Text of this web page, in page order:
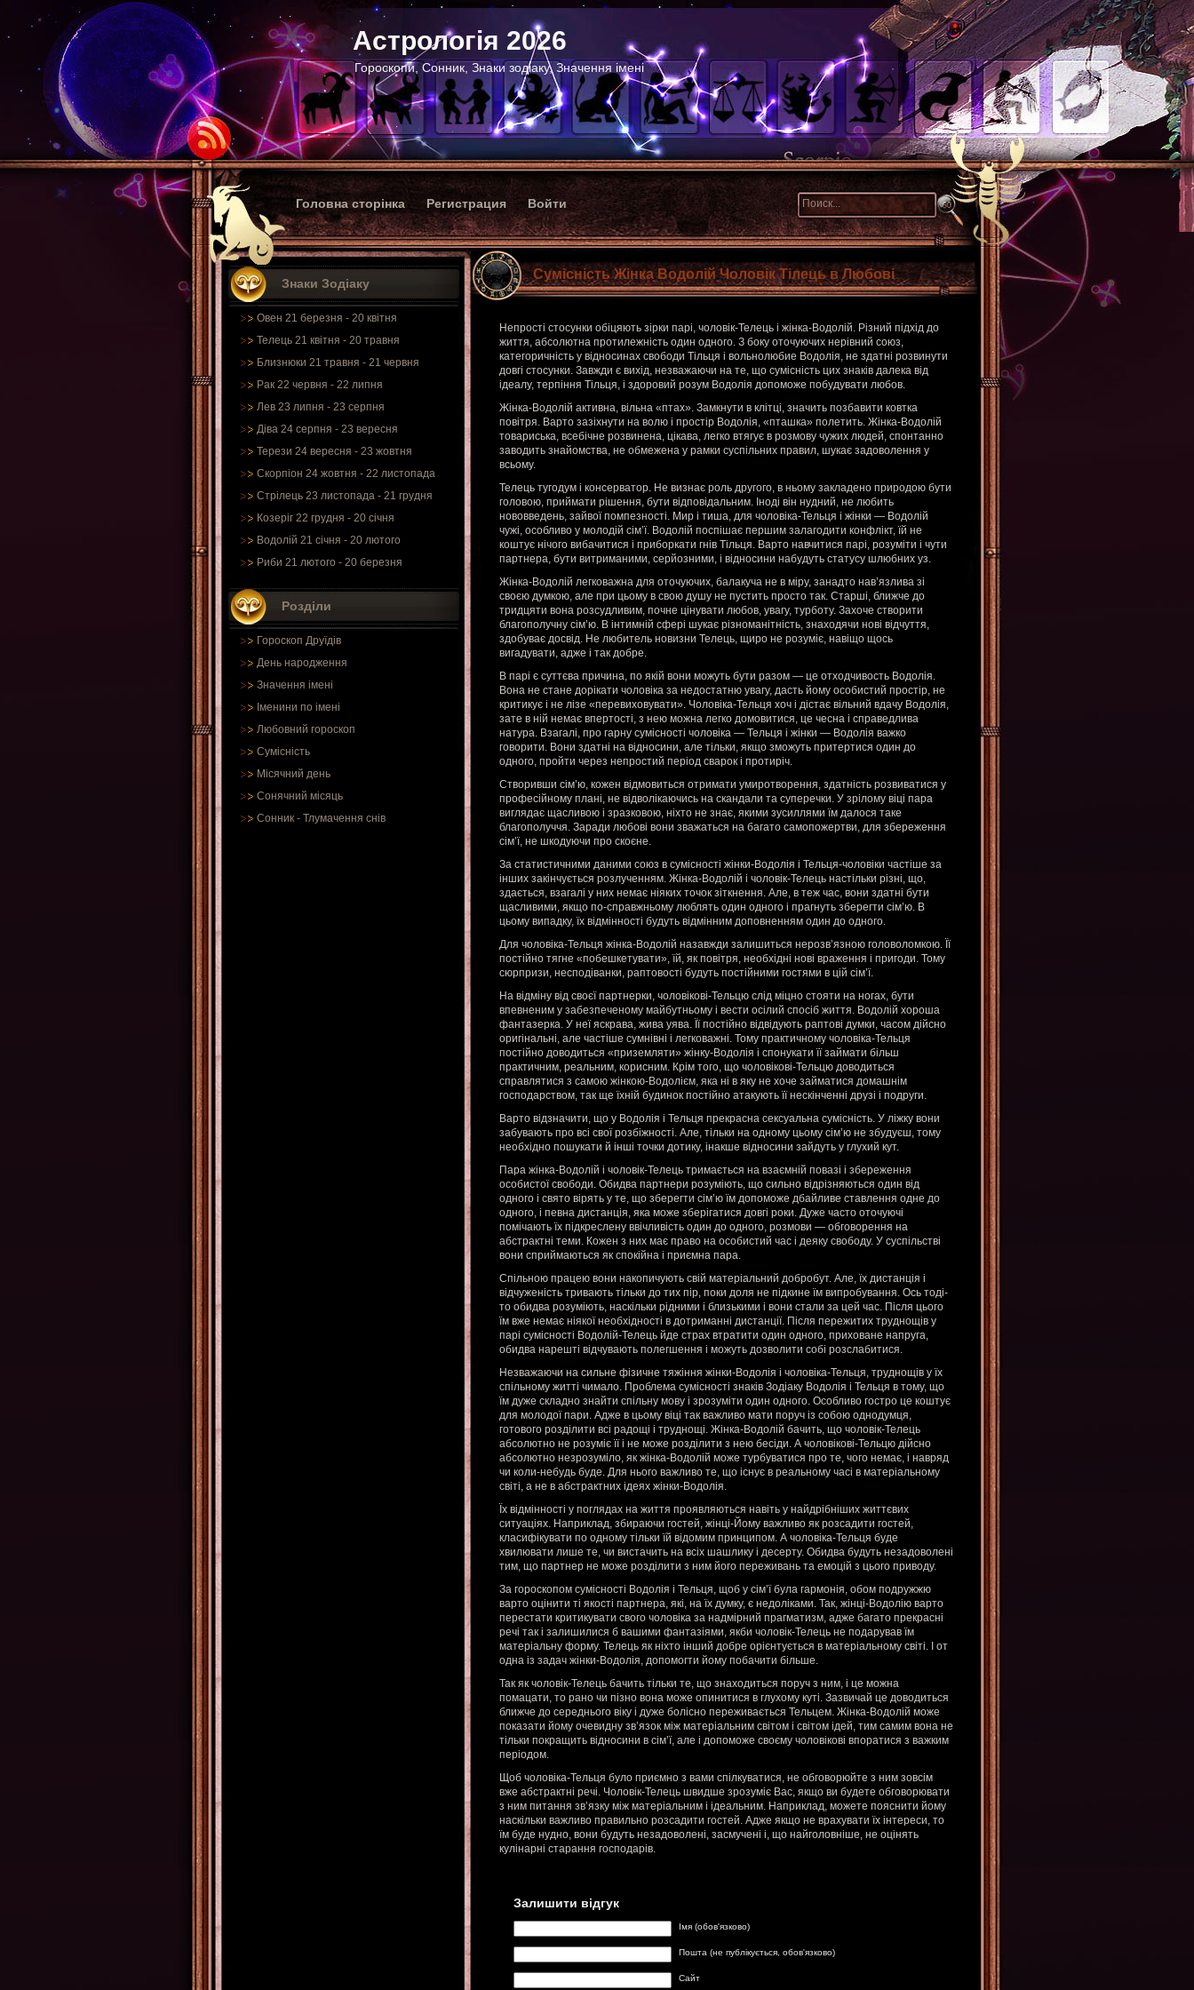
Астрологія 2026
Гороскопи, Сонник, Знаки зодіаку, Значення імені
Головна сторінка Регистрация Войти
Знаки Зодіаку
Овен 21 березня - 20 квітня
Телець 21 квітня - 20 травня
Близнюки 21 травня - 21 червня
Рак 22 червня - 22 липня
Лев 23 липня - 23 серпня
Діва 24 серпня - 23 вересня
Терези 24 вересня - 23 жовтня
Скорпіон 24 жовтня - 22 листопада
Стрілець 23 листопада - 21 грудня
Козеріг 22 грудня - 20 січня
Водолій 21 січня - 20 лютого
Риби 21 лютого - 20 березня
Розділи
Гороскоп Друїдів
День народження
Значення імені
Іменини по імені
Любовний гороскоп
Сумісність
Місячний день
Сонячний місяць
Сонник - Тлумачення снів
Сумісність Жінка Водолій Чоловік Тілець в Любові
Непрості стосунки обіцяють зірки парі, чоловік-Телець і жінка-Водолій. Різний підхід до
життя, абсолютна протилежність один одного. З боку оточуючих нерівний союз,
категоричність у відносинах свободи Тільця і вольнолюбие Водолія, не здатні розвинути
довгі стосунки. Завжди є вихід, незважаючи на те, що сумісність цих знаків далека від
ідеалу, терпіння Тільця, і здоровий розум Водолія допоможе побудувати любов.
Жінка-Водолій активна, вільна «птах». Замкнути в клітці, значить позбавити ковтка
повітря. Варто зазіхнути на волю і простір Водолія, «пташка» полетить. Жінка-Водолій
товариська, всебічне розвинена, цікава, легко втягує в розмову чужих людей, спонтанно
заводить знайомства, не обмежена у рамки суспільних правил, шукає задоволення у
всьому.
Телець тугодум і консерватор. Не визнає роль другого, в ньому закладено природою бути
головою, приймати рішення, бути відповідальним. Іноді він нудний, не любить
нововведень, зайвої помпезності. Мир і тиша, для чоловіка-Тельця і жінки — Водолій
чужі, особливо у молодій сім’ї. Водолій поспішає першим залагодити конфлікт, їй не
коштує нічого вибачитися і приборкати гнів Тільця. Варто навчитися парі, розуміти і чути
партнера, бути витриманими, серйозними, і відносини набудуть статусу шлюбних уз.
Жінка-Водолій легковажна для оточуючих, балакуча не в міру, занадто нав’язлива зі
своєю думкою, але при цьому в свою душу не пустить просто так. Старші, ближче до
тридцяти вона розсудливим, почне цінувати любов, увагу, турботу. Захоче створити
благополучну сім’ю. В інтимній сфері шукає різноманітність, знаходячи нові відчуття,
здобуває досвід. Не любитель новизни Телець, щиро не розуміє, навіщо щось
вигадувати, адже і так добре.
В парі є суттєва причина, по якій вони можуть бути разом — це отходчивость Водолія.
Вона не стане дорікати чоловіка за недостатню увагу, дасть йому особистий простір, не
критикує і не лізе «перевиховувати». Чоловіка-Тельця хоч і дістає вільний вдачу Водолія,
зате в ній немає впертості, з нею можна легко домовитися, це чесна і справедлива
натура. Взагалі, про гарну сумісності чоловіка — Тельця і жінки — Водолія важко
говорити. Вони здатні на відносини, але тільки, якщо зможуть притертися один до
одного, пройти через непростий період сварок і протиріч.
Створивши сім’ю, кожен відмовиться отримати умиротворення, здатність розвиватися у
професійному плані, не відволікаючись на скандали та суперечки. У зрілому віці пара
виглядає щасливою і зразковою, ніхто не знає, якими зусиллями їм далося таке
благополуччя. Заради любові вони зважаться на багато самопожертви, для збереження
сім’ї, не шкодуючи про скоєне.
За статистичними даними союз в сумісності жінки-Водолія і Тельця-чоловіки частіше за
інших закінчується розлученням. Жінка-Водолій і чоловік-Телець настільки різні, що,
здається, взагалі у них немає ніяких точок зіткнення. Але, в теж час, вони здатні бути
щасливими, якщо по-справжньому люблять один одного і прагнуть зберегти сім’ю. В
цьому випадку, їх відмінності будуть відмінним доповненням один до одного.
Для чоловіка-Тельця жінка-Водолій назавжди залишиться нерозв’язною головоломкою. Її
постійно тягне «побешкетувати», їй, як повітря, необхідні нові враження і пригоди. Тому
сюрпризи, несподіванки, раптовості будуть постійними гостями в цій сім’ї.
На відміну від своєї партнерки, чоловікові-Тельцю слід міцно стояти на ногах, бути
впевненим у забезпеченому майбутньому і вести осілий спосіб життя. Водолій хороша
фантазерка. У неї яскрава, жива уява. Її постійно відвідують раптові думки, часом дійсно
оригінальні, але частіше сумнівні і легковажні. Тому практичному чоловіка-Тельця
постійно доводиться «приземляти» жінку-Водолія і спонукати її займати більш
практичним, реальним, корисним. Крім того, що чоловікові-Тельцю доводиться
справлятися з самою жінкою-Водолієм, яка ні в яку не хоче займатися домашнім
господарством, так ще їхній будинок постійно атакують її нескінченні друзі і подруги.
Варто відзначити, що у Водолія і Тельця прекрасна сексуальна сумісність. У ліжку вони
забувають про всі свої розбіжності. Але, тільки на одному цьому сім’ю не збудуєш, тому
необхідно пошукати й інші точки дотику, інакше відносини зайдуть у глухий кут.
Пара жінка-Водолій і чоловік-Телець тримається на взаємній повазі і збереження
особистої свободи. Обидва партнери розуміють, що сильно відрізняються один від
одного і свято вірять у те, що зберегти сім’ю їм допоможе дбайливе ставлення одне до
одного, і певна дистанція, яка може зберігатися довгі роки. Дуже часто оточуючі
помічають їх підкреслену ввічливість один до одного, розмови — обговорення на
абстрактні теми. Кожен з них має право на особистий час і деяку свободу. У суспільстві
вони сприймаються як спокійна і приємна пара.
Спільною працею вони накопичують свій матеріальний добробут. Але, їх дистанція і
відчуженість тривають тільки до тих пір, поки доля не підкине їм випробування. Ось тоді-
то обидва розуміють, наскільки рідними і близькими і вони стали за цей час. Після цього
їм вже немає ніякої необхідності в дотриманні дистанції. Після пережитих труднощів у
парі сумісності Водолій-Телець йде страх втратити один одного, приховане напруга,
обидва нарешті відчувають полегшення і можуть дозволити собі розслабитися.
Незважаючи на сильне фізичне тяжіння жінки-Водолія і чоловіка-Тельця, труднощів у їх
спільному житті чимало. Проблема сумісності знаків Зодіаку Водолія і Тельця в тому, що
їм дуже складно знайти спільну мову і зрозуміти один одного. Особливо гостро це коштує
для молодої пари. Адже в цьому віці так важливо мати поруч із собою однодумця,
готового розділити всі радощі і труднощі. Жінка-Водолій бачить, що чоловік-Телець
абсолютно не розуміє її і не може розділити з нею бесіди. А чоловікові-Тельцю дійсно
абсолютно незрозуміло, як жінка-Водолій може турбуватися про те, чого немає, і навряд
чи коли-небудь буде. Для нього важливо те, що існує в реальному часі в матеріальному
світі, а не в абстрактних ідеях жінки-Водолія.
Їх відмінності у поглядах на життя проявляються навіть у найдрібніших життєвих
ситуаціях. Наприклад, збираючи гостей, жінці-Йому важливо як розсадити гостей,
класифікувати по одному тільки їй відомим принципом. А чоловіка-Тельця буде
хвилювати лише те, чи вистачить на всіх шашлику і десерту. Обидва будуть незадоволені
тим, що партнер не може розділити з ним його переживань та емоцій з цього приводу.
За гороскопом сумісності Водолія і Тельця, щоб у сім’ї була гармонія, обом подружжю
варто оцінити ті якості партнера, які, на їх думку, є недоліками. Так, жінці-Водолію варто
перестати критикувати свого чоловіка за надмірний прагматизм, адже багато прекрасні
речі так і залишилися б вашими фантазіями, якби чоловік-Телець не подарував їм
матеріальну форму. Телець як ніхто інший добре орієнтується в матеріальному світі. І от
одна із задач жінки-Водолія, допомогти йому побачити більше.
Так як чоловік-Телець бачить тільки те, що знаходиться поруч з ним, і це можна
помацати, то рано чи пізно вона може опинитися в глухому куті. Зазвичай це доводиться
ближче до середнього віку і дуже болісно переживається Тельцем. Жінка-Водолій може
показати йому очевидну зв’язок між матеріальним світом і світом ідей, тим самим вона не
тільки покращить відносини в сім’ї, але і допоможе своєму чоловікові впоратися з важким
періодом.
Щоб чоловіка-Тельця було приємно з вами спілкуватися, не обговорюйте з ним зовсім
вже абстрактні речі. Чоловік-Телець швидше зрозуміє Вас, якщо ви будете обговорювати
з ним питання зв’язку між матеріальним і ідеальним. Наприклад, можете пояснити йому
наскільки важливо правильно розсадити гостей. Адже якщо не врахувати їх інтереси, то
їм буде нудно, вони будуть незадоволені, засмучені і, що найголовніше, не оцінять
кулінарні старання господарів.
Залишити відгук
Імя (обов'язково)
Пошта (не публікується, обов'язково)
Сайт